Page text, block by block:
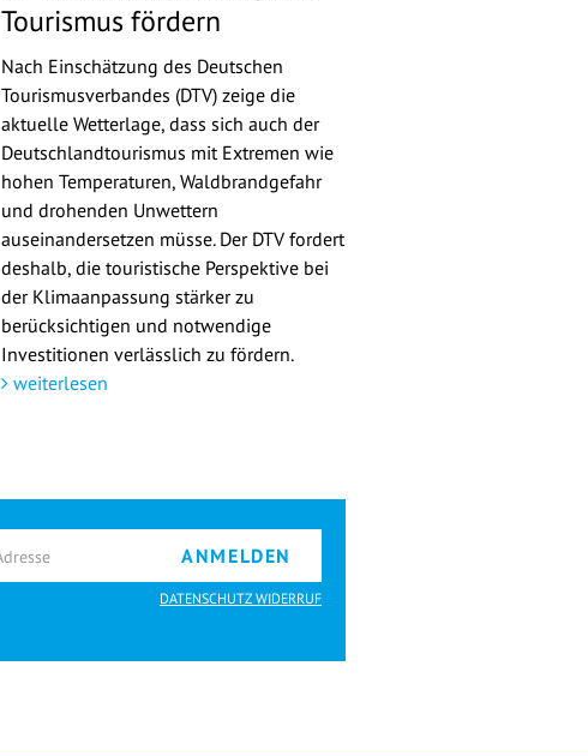
Tourismus fördern
Nach Einschätzung des Deutschen
Tourismusverbandes (DTV) zeige die
aktuelle Wetterlage, dass sich auch der
Deutschlandtourismus mit Extremen wie
hohen Temperaturen, Waldbrandgefahr
und drohenden Unwettern
auseinandersetzen müsse. Der DTV fordert
deshalb, die touristische Perspektive bei
der Klimaanpassung stärker zu
berücksichtigen und notwendige
Investitionen verlässlich zu fördern.
weiterlesen
ANMELDEN
DATENSCHUTZ WIDERRUF